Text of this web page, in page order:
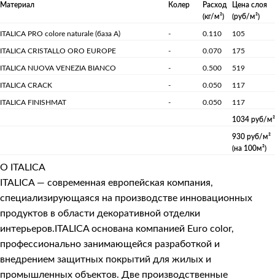
Материал Колер
Расход
(кг/м²)
Цена слоя
(руб/м²)
ITALICA PRO colore naturale (база А) - 0.110 105
ITALICA CRISTALLO ORO EUROPE - 0.070 175
ITALICA NUOVA VENEZIA BIANCO - 0.500 519
ITALICA CRACK - 0.050 117
ITALICA FINISHMAT - 0.050 117
1034 руб/м²
930 руб/м²
(на 100м²)
О ITALICA
ITALICA — современная европейская компания,
специализирующаяся на производстве инновационных
продуктов в области декоративной отделки
интерьеров.ITALICA основана компанией Euro color,
профессионально занимающейся разработкой и
внедрением защитных покрытий для жилых и
промышленных объектов. Две производственные